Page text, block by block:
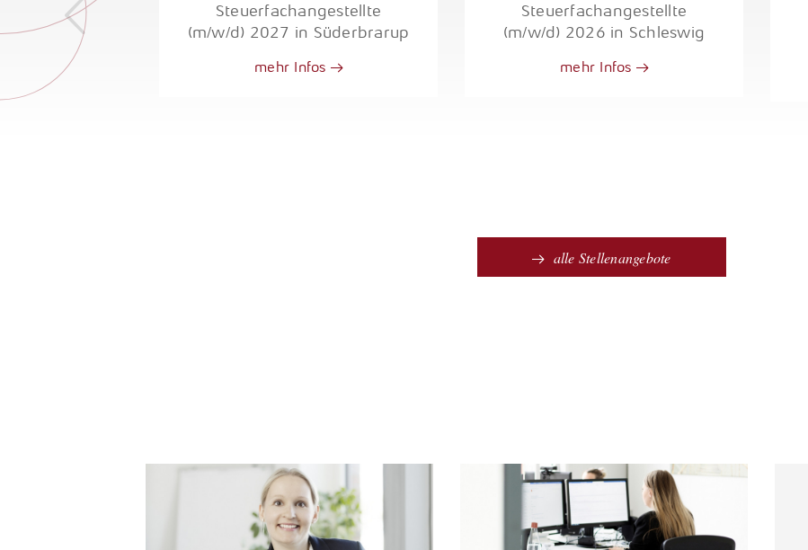
und
und den
und
Steuerfachangestellte
(m/w/d) 2027 in Süderbrarup
mehr Infos
Steuerfachangestellte
(m/w/d) 2026 in Schleswig
mehr Infos
alle Stellenangebote